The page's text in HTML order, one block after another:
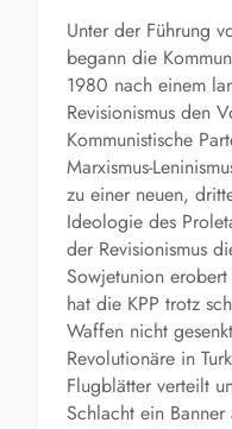
Unter der Führung
begann die
1980 nach einem
Revisionismus den
Kommunistische
Marxismus-
zu einer neuen,
Ideologie des
der Revisionismus
Sowjetunion
hat die KPP trotz
Waffen nicht
Revolutionäre in
Flugblätter verteilt
Schlacht ein